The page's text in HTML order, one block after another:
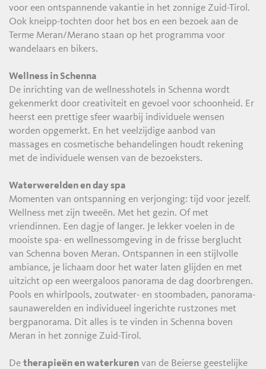
voor een ontspannende vakantie in het zonnige Zuid-Tirol.
Ook kneipp-tochten door het bos en een bezoek aan de
Terme Meran/Merano staan op het programma voor
wandelaars en bikers.
Wellness in Schenna
De inrichting van de wellnesshotels in Schenna wordt
gekenmerkt door creativiteit en gevoel voor schoonheid. Er
heerst een prettige sfeer waarbij individuele wensen
worden opgemerkt. En het veelzijdige aanbod van
massages en cosmetische behandelingen houdt rekening
met de individuele wensen van de bezoeksters.
Waterwerelden en day spa
Momenten van ontspanning en verjonging: tijd voor jezelf.
Wellness met zijn tweeën. Met het gezin. Of met
vriendinnen. Een dagje of langer. Je lekker voelen in de
mooiste spa- en wellnessomgeving in de frisse berglucht
van Schenna boven Meran. Ontspannen in een stijlvolle
ambiance, je lichaam door het water laten glijden en met
uitzicht op een weergaloos panorama de dag doorbrengen.
Pools en whirlpools, zoutwater- en stoombaden, panorama-
saunawerelden en individueel ingerichte rustzones met
bergpanorama. Dit alles is te vinden in Schenna boven
Meran in het zonnige Zuid-Tirol.
Detherapieën en waterkuren van de Beierse geestelijke